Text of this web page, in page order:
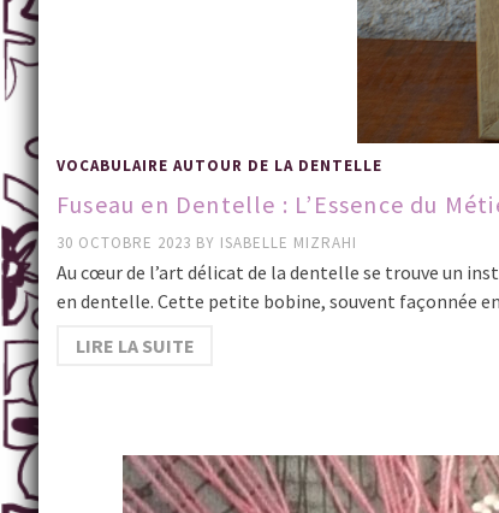
VOCABULAIRE AUTOUR DE LA DENTELLE
Fuseau en Dentelle : L’Essence du
30 OCTOBRE 2023 BY ISABELLE MIZRAHI
Au cœur de l’art délicat de la dentelle se trouve un
en dentelle. Cette petite bobine, souvent façonnée
LIRE LA SUITE